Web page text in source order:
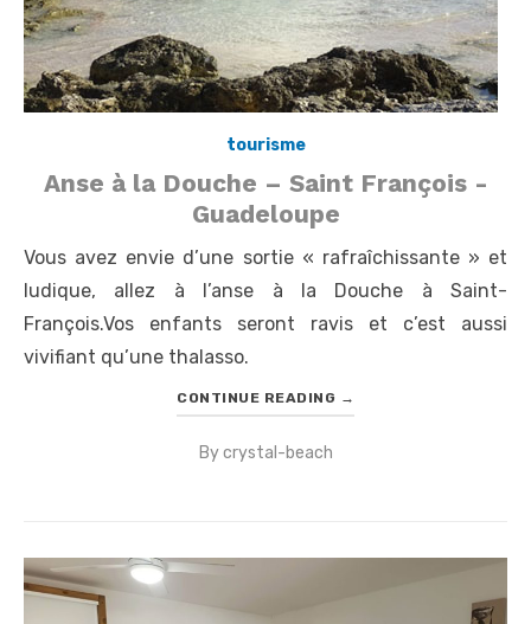
tourisme
Anse à la Douche – Saint François -
Guadeloupe
Vous avez envie d’une sortie « rafraîchissante » et
ludique, allez à l’anse à la Douche à Saint-
François.Vos enfants seront ravis et c’est aussi
vivifiant qu’une thalasso.
CONTINUE READING →
Bycrystal-beach